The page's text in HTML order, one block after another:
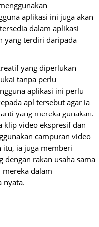
aplikasi ini juga akan
dalam aplikasi
yang terdiri daripada
yang diperlukan
tanpa perlu
aplikasi ini perlu
apl tersebut agar ia
yang mereka gunakan.
klip video ekspresif dan
campuran video
itu, ia juga memberi
dengan rakan usaha sama
mereka dalam
nyata.